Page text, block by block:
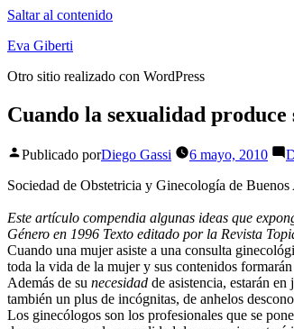
Saltar al contenido
Eva Giberti
Otro sitio realizado con WordPress
Cuando la sexualidad produce
Publicado porDiego Gassi 6 mayo, 2010
Sociedad de Obstetricia y Ginecología de
Este artículo compendia algunas ideas que
Género en 1996 Texto editado por la Revista
Cuando una mujer asiste a una consulta
toda la vida de la mujer y sus contenidos
Además de su necesidad de asistencia, estarán en
también un plus de incógnitas, de anhelos
Los ginecólogos son los profesionales que se